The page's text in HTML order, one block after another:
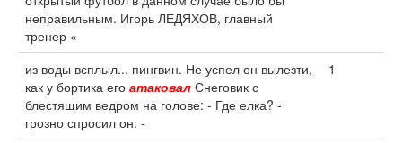
неправильным. Игорь ЛЕДЯХОВ, главный
тренер «
из воды всплыл... пингвин. Не успел он вылезти,
как у бортика его атаковал Снеговик с
блестящим ведром на голове: - Где елка? -
грозно спросил он. -
1